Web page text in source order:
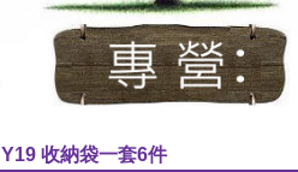
Y19 收納袋一套6件